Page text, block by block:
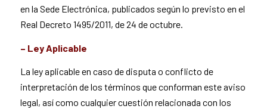
en la Sede Electrónica, publicados según lo previsto en el
Real Decreto 1495/2011, de 24 de octubre.
– Ley Aplicable
La ley aplicable en caso de disputa o conflicto de
interpretación de los términos que conforman este aviso
legal, así como cualquier cuestión relacionada con los